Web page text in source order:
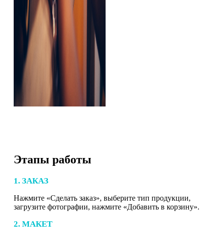
Этапы работы
1. ЗАКАЗ
Нажмите «Сделать заказ», выберите тип продукции,
загрузите фотографии, нажмите «Добавить в корзину».
2. МАКЕТ